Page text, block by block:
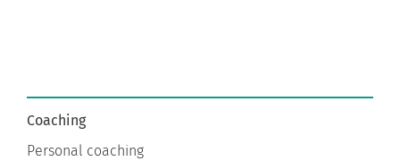
Coaching
Personal coaching